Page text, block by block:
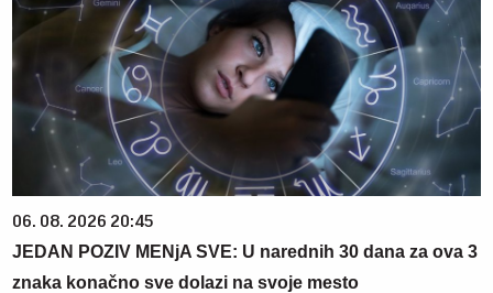
06. 08. 2026 20:45
JEDAN POZIV MENjA SVE: U narednih 30 dana za ova 3
znaka konačno sve dolazi na svoje mesto